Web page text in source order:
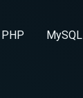
PHP MySQL